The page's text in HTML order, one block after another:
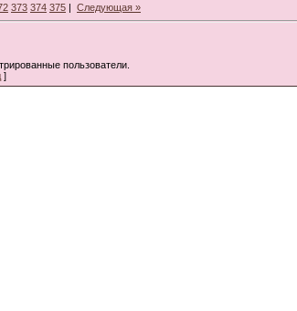
373 374 375 | Следующая »
пользователи.
]